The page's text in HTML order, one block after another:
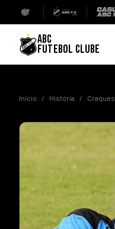
ABC
FUTEBOL CLUBE
Início / História / Craques